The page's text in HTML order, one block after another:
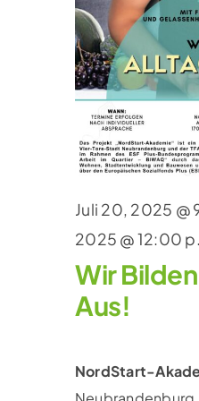
Wir
Aus!
Juli 20, 2025 @
2025 @ 12:00
NordStart-